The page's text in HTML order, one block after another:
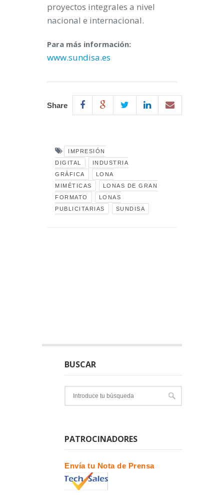
proyectos integrales a nivel
nacional e internacional.
Para más información:
www.sundisa.es
Share
IMPRESIÓN
DIGITAL
INDUSTRIA
GRÁFICA
LONA
MIMÉTICAS
LONAS DE GRAN
FORMATO
LONAS
PUBLICITARIAS
SUNDISA
BUSCAR
PATROCINADORES
Envía tu Nota de Prensa